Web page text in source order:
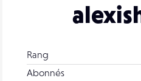
Rang
Abonnés